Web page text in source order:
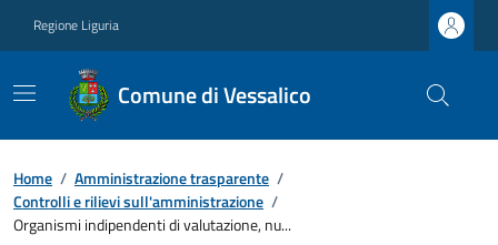
Regione Liguria
Comune di Vessalico
Home / Amministrazione trasparente /
Controlli e rilievi sull'amministrazione /
Organismi indipendenti di valutazione, nu...